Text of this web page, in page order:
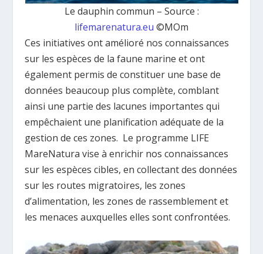
Le dauphin commun – Source :
lifemarenatura.eu ©MOm
Ces initiatives ont amélioré nos connaissances
sur les espèces de la faune marine et ont
également permis de constituer une base de
données beaucoup plus complète, comblant
ainsi une partie des lacunes importantes qui
empêchaient une planification adéquate de la
gestion de ces zones. Le programme LIFE
MareNatura vise à enrichir nos connaissances
sur les espèces cibles, en collectant des données
sur les routes migratoires, les zones
d’alimentation, les zones de rassemblement et
les menaces auxquelles elles sont confrontées.